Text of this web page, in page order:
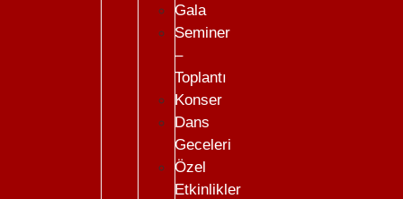
Gala
Seminer
–
Toplantı
Konser
Dans
Geceleri
Özel
Etkinlikler